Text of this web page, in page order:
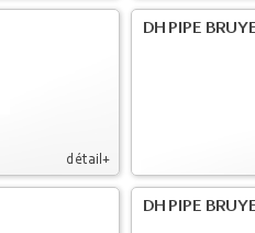
détail+
DH PIPE
DH PIPE